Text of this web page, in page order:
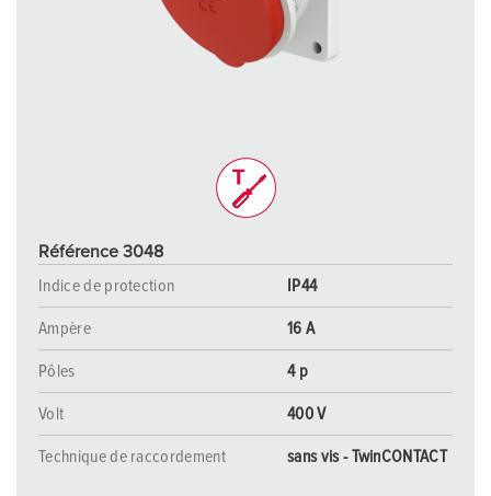
Référence 3048
Indice de protection
IP44
Ampère 16 A
Pôles 4 p
Volt 400 V
Technique de raccordement sans vis - TwinCONTACT